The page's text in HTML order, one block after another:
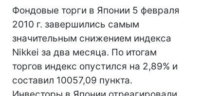
Фондовые торги в Японии 5 февраля
2010 г. завершились самым
значительным снижением индекса
Nikkei за два месяца. По итогам
торгов индекс опустился на 2,89% и
составил 10057,09 пункта.